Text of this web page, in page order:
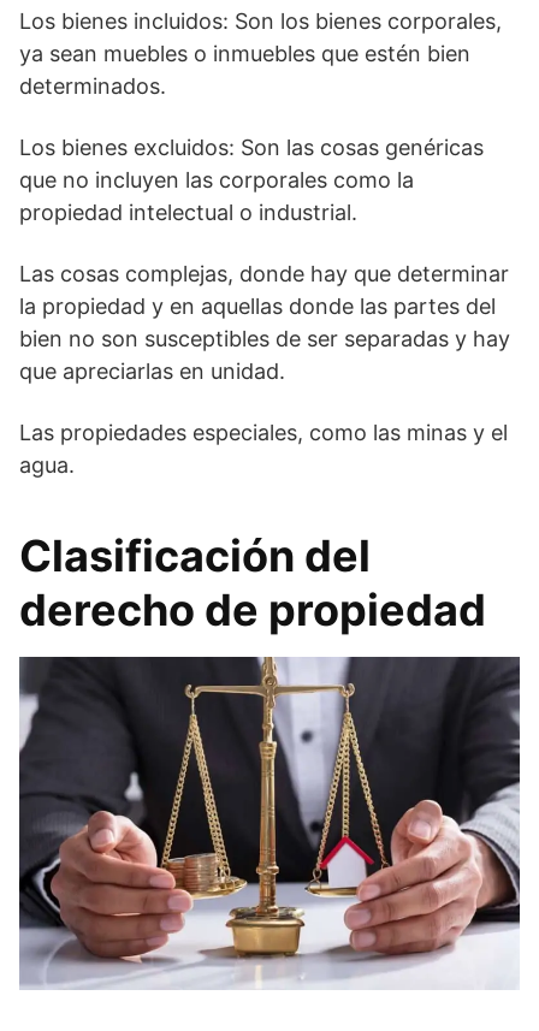
Los bienes incluidos: Son los bienes corporales,
ya sean muebles o inmuebles que estén bien
determinados.
Los bienes excluidos: Son las cosas genéricas
que no incluyen las corporales como la
propiedad intelectual o industrial.
Las cosas complejas, donde hay que determinar
la propiedad y en aquellas donde las partes del
bien no son susceptibles de ser separadas y hay
que apreciarlas en unidad.
Las propiedades especiales, como las minas y el
agua.
Clasificación del
derecho de propiedad